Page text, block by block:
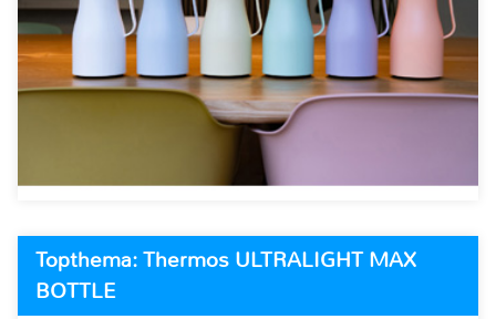
Topthema: Thermos ULTRALIGHT MAX
BOTTLE